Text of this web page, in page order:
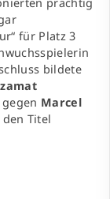
für Platz 3
bildete
Marcel
Titel